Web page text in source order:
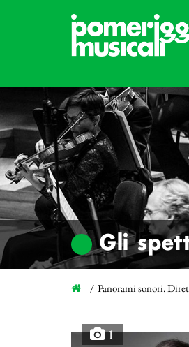
Gli
Panorami sonori.
1